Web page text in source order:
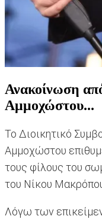
Ανακοίνωση
Αμμοχώστου...
Το Διοικητικό
Αμμοχώστου
τους φίλους του
του Νίκου
Λόγω των